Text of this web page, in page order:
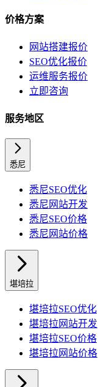
价格方案
网站搭建报价
SEO优化报价
运维服务报价
立即咨询
服务地区
悉尼
悉尼SEO优化
悉尼 网站开发
悉尼SEO价格
悉尼 网站价格
堪培拉
堪培拉SEO优化
堪培拉 网站开发
堪培拉SEO价格
堪培拉 网站价格